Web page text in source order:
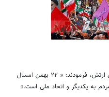
در دیدار صدها تن از فرماندهان و کارکنان نیروی هوایی و پدافند هوایی ارتش، فرمودند: « ۲۲ بهمن امسال